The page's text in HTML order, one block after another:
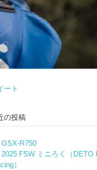
ート
の投稿
GSX-R750
2025 FSW ミニろく（DETO
）